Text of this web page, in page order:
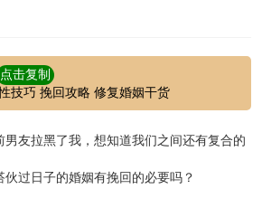
点击复制
技巧 挽回攻略 修复婚姻干货
友拉黑了我，想知道我们之间还有复合的
过日子的婚姻有挽回的必要吗？​